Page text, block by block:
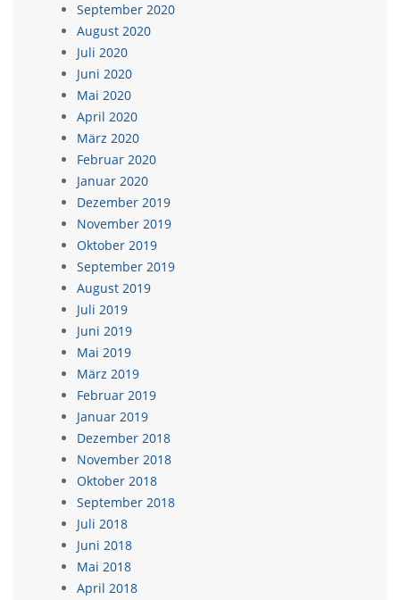
September 2020
August 2020
Juli 2020
Juni 2020
Mai 2020
April 2020
März 2020
Februar 2020
Januar 2020
Dezember 2019
November 2019
Oktober 2019
September 2019
August 2019
Juli 2019
Juni 2019
Mai 2019
März 2019
Februar 2019
Januar 2019
Dezember 2018
November 2018
Oktober 2018
September 2018
Juli 2018
Juni 2018
Mai 2018
April 2018